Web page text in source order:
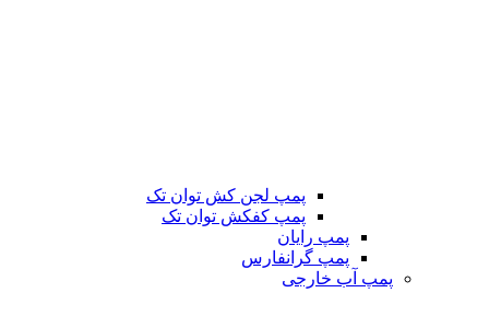
پمپ لجن کش توان تک
پمپ کفکش توان تک
پمپ رایان
پمپ گرانفارس
پمپ آب خارجی